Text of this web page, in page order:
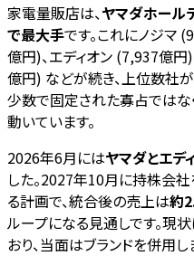
家電量販店は、ヤマダホール
で最大手です。これにノジマ
億円)、エディオン (7,937億円
億円) などが続き、上位数社
少数で固定された寡占では
動いています。
2026年6月にはヤマダとエデ
した。2027年10月に持株会
る計画で、統合後の売上は約
ループになる見通しです。現
おり、当面はブランドを併用し